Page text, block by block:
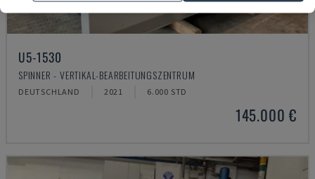
U5-1530
SPINNER - VERTIKAL-BEARBEITUNGSZENTRUM
DEUTSCHLAND 2021 6.000 STD
145.000 €